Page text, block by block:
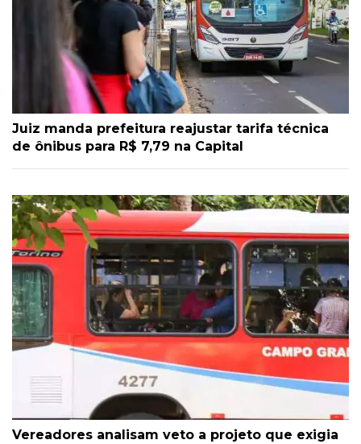
Juiz manda prefeitura reajustar tarifa técnica
de ônibus para R$ 7,79 na Capital
Vereadores analisam veto a projeto que exigia